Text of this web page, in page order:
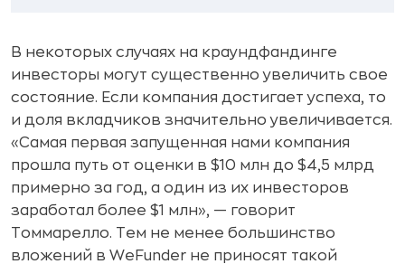
В некоторых случаях на краундфандинге
инвесторы могут существенно увеличить свое
состояние. Если компания достигает успеха, то
и доля вкладчиков значительно увеличивается.
«Самая первая запущенная нами компания
прошла путь от оценки в $10 млн до $4,5 млрд
примерно за год, а один из их инвесторов
заработал более $1 млн», — говорит
Томмарелло. Тем не менее большинство
вложений в WeFunder не приносят такой